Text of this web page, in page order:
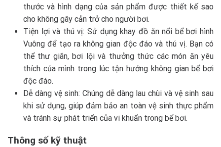
thước và hình dạng của sản phẩm được thiết kế sao
cho không gây cản trở cho người bơi.
Tiện lợi và thú vị: Sử dụng khay đồ ăn nổi bể bơi hình
Vuông để tạo ra không gian độc đáo và thú vị. Bạn có
thể thư giãn, bơi lội và thưởng thức các món ăn yêu
thích của mình trong lúc tận hưởng không gian bể bơi
độc đáo.
Dễ dàng vệ sinh: Chúng dễ dàng lau chùi và vệ sinh sau
khi sử dụng, giúp đảm bảo an toàn vệ sinh thực phẩm
và tránh sự phát triển của vi khuẩn trong bể bơi.
Thông số kỹ thuật